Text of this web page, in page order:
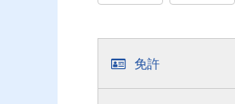
免許